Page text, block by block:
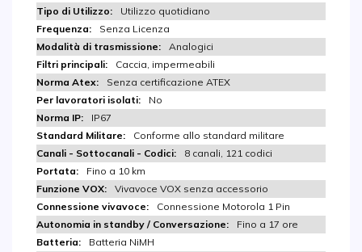
Utilizzo quotidiano
Senza Licenza
Analogici
Caccia, impermeabili
Senza certificazione ATEX
No
IP67
Conforme allo standard militare
8 canali, 121 codici
Fino a 10 km
Vivavoce VOX senza accessorio
Connessione Motorola 1 Pin
Fino a 17 ore
Batteria NiMH